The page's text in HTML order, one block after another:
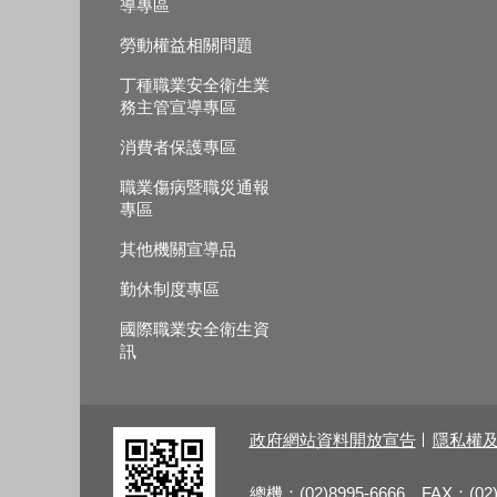
導專區
勞動權益相關問題
丁種職業安全衛生業
務主管宣導專區
消費者保護專區
職業傷病暨職災通報
專區
其他機關宣導品
勤休制度專區
國際職業安全衛生資
訊
政府網站資料開放宣告 隱私權